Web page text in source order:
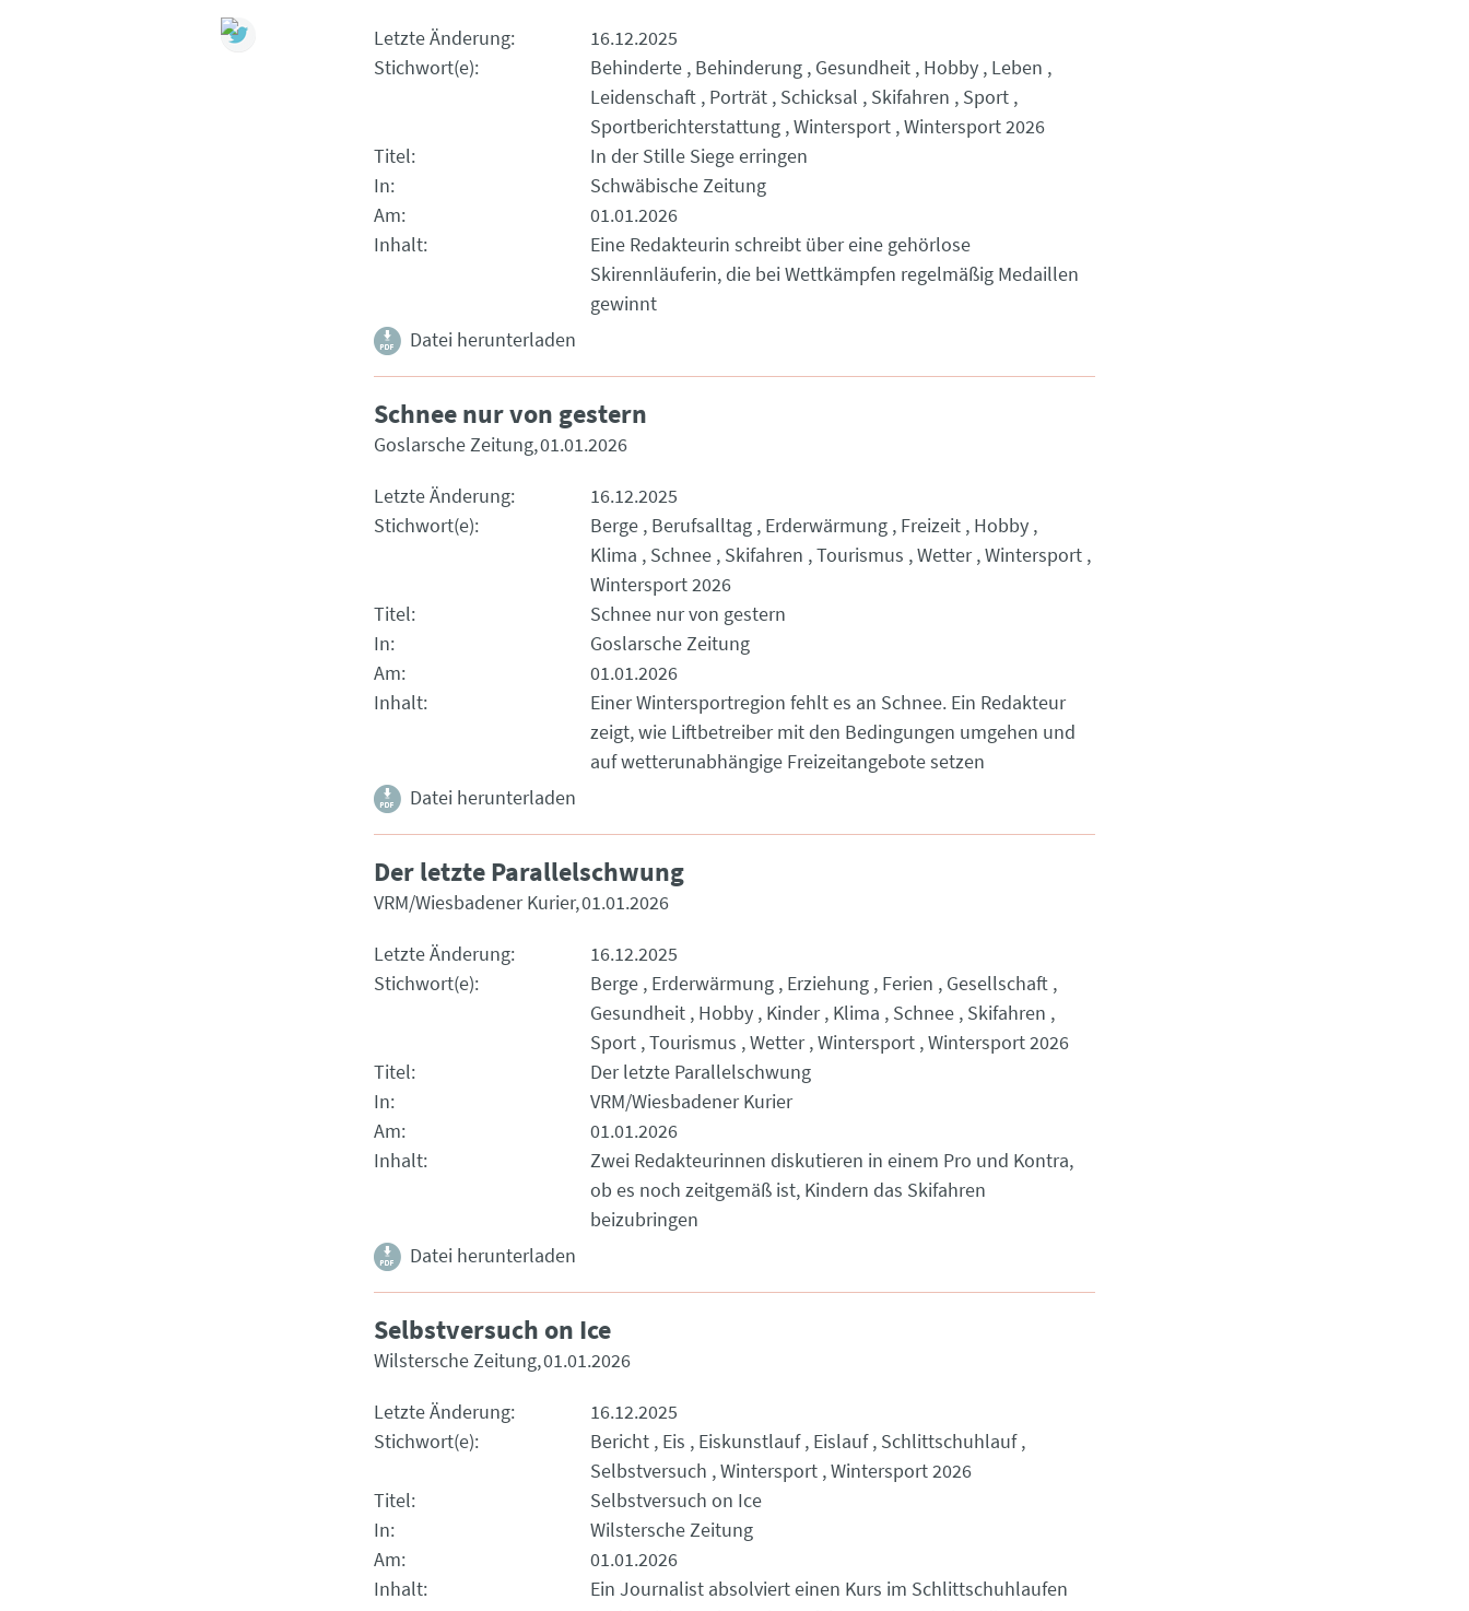
Letzte Änderung
16.12.2025
Stichwort(e)
Behinderte Behinderung Gesundheit Hobby Leben
Leidenschaft Porträt Schicksal Skifahren
Sport
Sportberichterstattung Wintersport Wintersport 2026
Titel
In der Stille Siege erringen
In
Schwäbische Zeitung
Am
01.01.2026
Inhalt
Eine Redakteurin schreibt über eine gehörlose
Skirennläuferin, die bei Wettkämpfen regelmäßig Medaillen
gewinnt
Datei herunterladen
Schnee nur von gestern
Goslarsche Zeitung 01.01.2026
Letzte Änderung
16.12.2025
Stichwort(e)
Berge Berufsalltag Erderwärmung Freizeit Hobby
Klima
Schnee Skifahren Tourismus Wetter Wintersport
Wintersport 2026
Titel
Schnee nur von gestern
In
Goslarsche Zeitung
Am
01.01.2026
Inhalt
Einer Wintersportregion fehlt es an Schnee. Ein Redakteur
zeigt, wie Liftbetreiber mit den Bedingungen umgehen und
auf wetterunabhängige Freizeitangebote setzen
Datei herunterladen
Der letzte Parallelschwung
VRM/Wiesbadener Kurier 01.01.2026
Letzte Änderung
16.12.2025
Stichwort(e)
Berge Erderwärmung Erziehung Ferien
Gesellschaft
Gesundheit Hobby Kinder Klima Schnee Skifahren
Sport Tourismus Wetter Wintersport Wintersport 2026
Titel
Der letzte Parallelschwung
In
VRM/Wiesbadener Kurier
Am
01.01.2026
Inhalt
Zwei Redakteurinnen diskutieren in einem Pro und Kontra,
ob es noch zeitgemäß ist, Kindern das Skifahren
beizubringen
Datei herunterladen
Selbstversuch on Ice
Wilstersche Zeitung 01.01.2026
Letzte Änderung
16.12.2025
Stichwort(e)
Bericht Eis Eiskunstlauf Eislauf Schlittschuhlauf
Selbstversuch Wintersport Wintersport 2026
Titel
Selbstversuch on Ice
In
Wilstersche Zeitung
Am
01.01.2026
Inhalt
Ein Journalist absolviert einen Kurs im Schlittschuhlaufen